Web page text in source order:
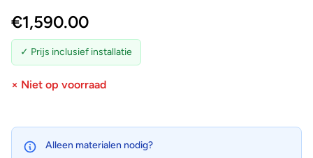
€1,590.00
✓ Prijs inclusief installatie
× Niet op voorraad
Alleen materialen nodig?